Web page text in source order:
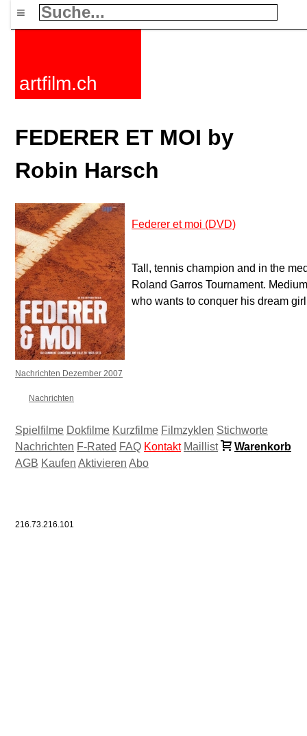
≡
artfilm.ch
FEDERER ET MOI by
Robin Harsch
Federer et moi (DVD)
Tall, tennis champion and in the
Roland Garros Tournament.
who wants to conquer his dream
Nachrichten Dezember 2007
Nachrichten
Spielfilme Dokfilme Kurzfilme Filmzyklen Stichworte
Nachrichten F-Rated FAQ Kontakt Maillist
Warenkorb
AGB Kaufen Aktivieren Abo
216.73.216.101